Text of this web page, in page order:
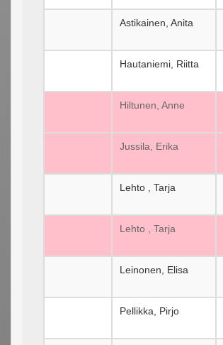
Astikainen, Anita
Hautaniemi, Riitta
Hiltunen, Anne
Jussila, Erika
Lehto , Tarja
Lehto , Tarja
Leinonen, Elisa
Pellikka, Pirjo